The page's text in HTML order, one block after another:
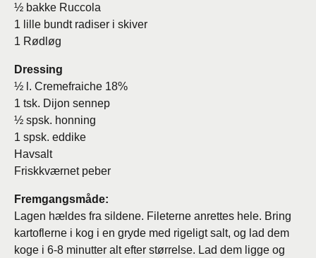
½ bakke Ruccola
1 lille bundt radiser i skiver
1 Rødløg
Dressing
½ l. Cremefraiche 18%
1 tsk. Dijon sennep
½ spsk. honning
1 spsk. eddike
Havsalt
Friskkværnet peber
Fremgangsmåde:
Lagen hældes fra sildene. Fileterne anrettes hele. Bring
kartoflerne i kog i en gryde med rigeligt salt, og lad dem
koge i 6-8 minutter alt efter størrelse. Lad dem ligge og